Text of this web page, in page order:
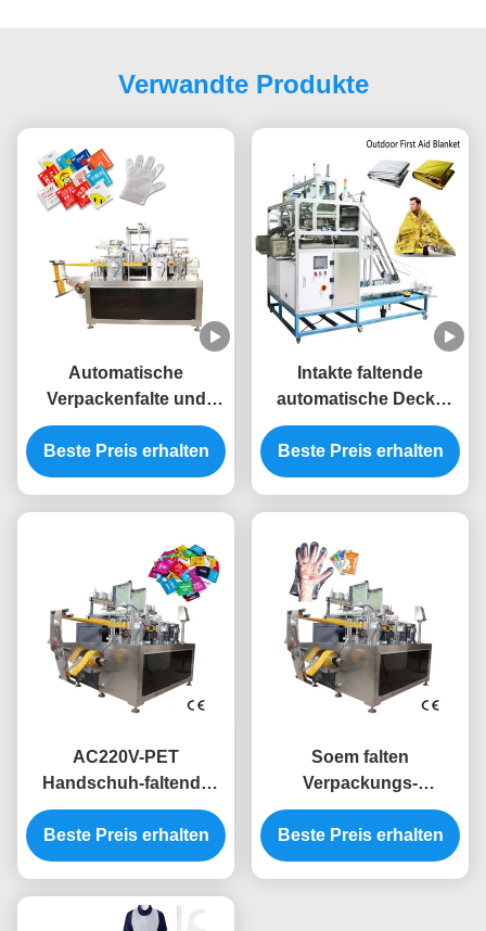
Verwandte Produkte
Automatische
Verpackenfalte und
versiegelnde
Maschinen-Ästhetik
PET Handschuhe
Beste Preis erhalten
Intakte faltende
automatische Decke
stapelnde Maschinen-
der ersten Hilfe der
Verpackungs-
Beste Preis erhalten
AC220V-PET
Handschuh-faltende
Verpackungsmaschine-
Seitendichtung
Multifunktionsvier
Beste Preis erhalten
Soem falten
Verpackungs-
Maschinen-dauerhaften
faltenden versiegelnden
Maschine PET
Beste Preis erhalten